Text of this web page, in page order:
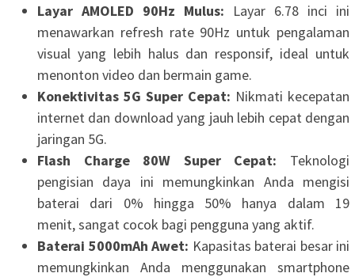
Layar AMOLED 90Hz Mulus: Layar 6.78 inci ini
menawarkan refresh rate 90Hz untuk pengalaman
visual yang lebih halus dan responsif, ideal untuk
menonton video dan bermain game.
Konektivitas 5G Super Cepat: Nikmati kecepatan
internet dan download yang jauh lebih cepat dengan
jaringan 5G.
Flash Charge 80W Super Cepat: Teknologi
pengisian daya ini memungkinkan Anda mengisi
baterai dari 0% hingga 50% hanya dalam 19
menit, sangat cocok bagi pengguna yang aktif.
Baterai 5000mAh Awet: Kapasitas baterai besar ini
memungkinkan Anda menggunakan smartphone